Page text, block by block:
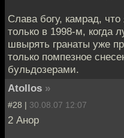
Слава богу, камрад,
только в 1998-м, когда
швырять гранаты уже
только помпезное
бульдозерами.
Atollos »
#28 | 30.08.07 12:07
2 Анор